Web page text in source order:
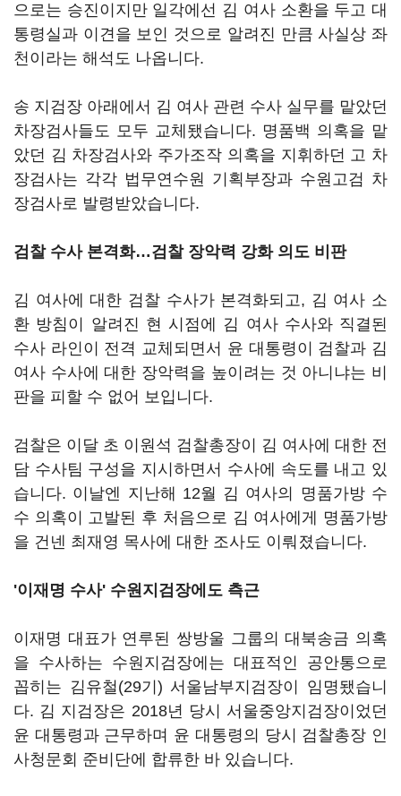
으로는 승진이지만 일각에선 김 여사 소환을 두고 대
통령실과 이견을 보인 것으로 알려진 만큼 사실상 좌
천이라는 해석도 나옵니다.
송 지검장 아래에서 김 여사 관련 수사 실무를 맡았던
차장검사들도 모두 교체됐습니다. 명품백 의혹을 맡
았던 김 차장검사와 주가조작 의혹을 지휘하던 고 차
장검사는 각각 법무연수원 기획부장과 수원고검 차
장검사로 발령받았습니다.
검찰 수사 본격화…검찰 장악력 강화 의도 비판
김 여사에 대한 검찰 수사가 본격화되고, 김 여사 소
환 방침이 알려진 현 시점에 김 여사 수사와 직결된
수사 라인이 전격 교체되면서 윤 대통령이 검찰과 김
여사 수사에 대한 장악력을 높이려는 것 아니냐는 비
판을 피할 수 없어 보입니다.
검찰은 이달 초 이원석 검찰총장이 김 여사에 대한 전
담 수사팀 구성을 지시하면서 수사에 속도를 내고 있
습니다. 이날엔 지난해 12월 김 여사의 명품가방 수
수 의혹이 고발된 후 처음으로 김 여사에게 명품가방
을 건넨 최재영 목사에 대한 조사도 이뤄졌습니다.
'이재명 수사' 수원지검장에도 측근
이재명 대표가 연루된 쌍방울 그룹의 대북송금 의혹
을 수사하는 수원지검장에는 대표적인 공안통으로
꼽히는 김유철(29기) 서울남부지검장이 임명됐습니
다. 김 지검장은 2018년 당시 서울중앙지검장이었던
윤 대통령과 근무하며 윤 대통령의 당시 검찰총장 인
사청문회 준비단에 합류한 바 있습니다.